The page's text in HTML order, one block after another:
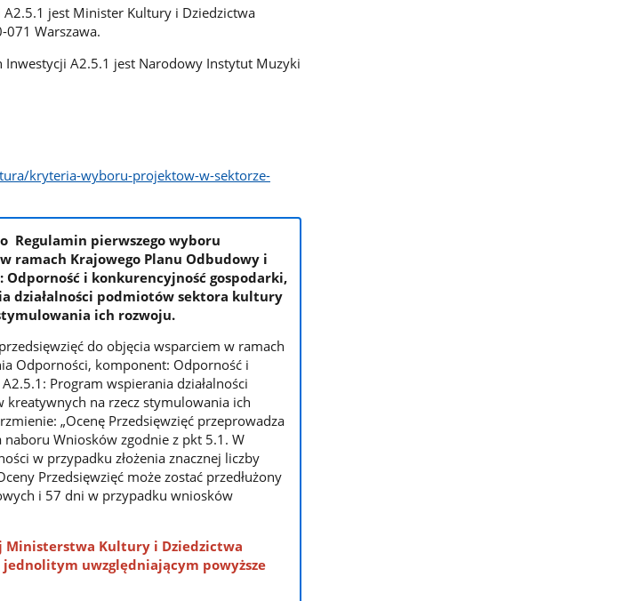
jest Minister Kultury i Dziedzictwa
071 Warszawa.
Inwestycji A2.5.1 jest Narodowy Instytut Muzyki
kryteria-wyboru-projektow-w-sektorze-
Regulamin pierwszego wyboru
ramach Krajowego Planu Odbudowy i
i konkurencyjność gospodarki,
działalności podmiotów sektora kultury
ich rozwoju.
do objęcia wsparciem w ramach
Odporności, komponent: Odporność i
Program wspierania działalności
na rzecz stymulowania ich
„Ocenę Przedsięwzięć przeprowadza
Wniosków zgodnie z pkt 5.1. W
w przypadku złożenia znacznej liczby
Przedsięwzięć może zostać przedłużony
i 57 dni w przypadku wniosków
Ministerstwa Kultury i Dziedzictwa
uwzględniającym powyższe